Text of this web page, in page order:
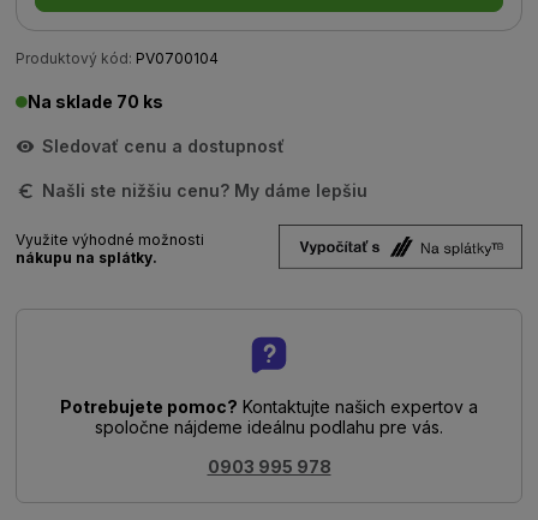
Produktový kód: PV0700104
Na sklade 70 ks
Sledovať cenu a dostupnosť
Našli ste nižšiu cenu? My dáme lepšiu
Využite výhodné možnosti
nákupu na splátky.
Potrebujete pomoc? Kontaktujte našich expertov a
spoločne nájdeme ideálnu podlahu pre vás.
0903 995 978